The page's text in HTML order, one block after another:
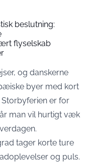
beslutning:
flyselskab
, og danskerne
byer med kort
er for
man vil hurtigt væk
tager korte ture
og puls.